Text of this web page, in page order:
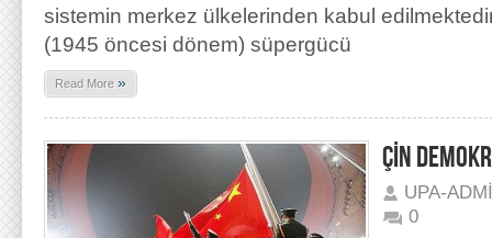
sistemin merkez ülkelerinden kabul
(1945 öncesi dönem) süpergücü
Read More »
ÇİN
UPA-
0